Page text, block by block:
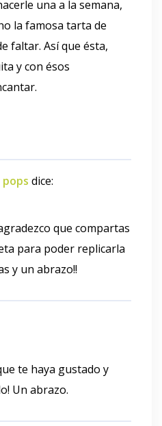
una a la semana,
la famosa tarta de
faltar. Así que ésta,
y con ésos
dice:
que compartas
para poder replicarla
y un abrazo!!
te haya gustado y
Un abrazo.